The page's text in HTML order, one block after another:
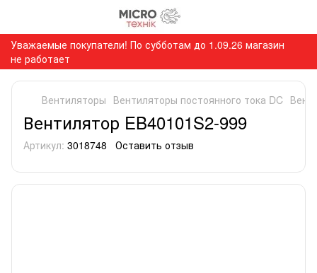
Уважаемые покупатели! По субботам до 1.09.26 магазин
не работает
Вентиляторы Вентиляторы постоянного тока DC
Вентилятор EB40101S2-999
Артикул: 3018748 Оставить отзыв